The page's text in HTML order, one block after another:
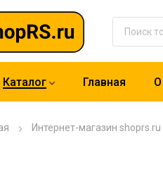
Каталог Главная
Интернет-магазин shoprs.ru